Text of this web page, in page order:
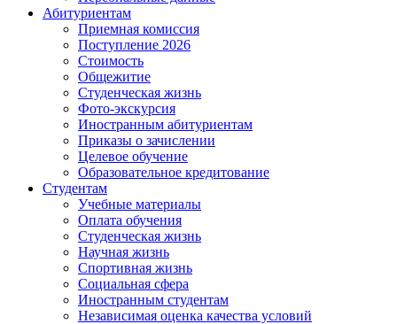
Абитуриентам
Приемная комиссия
Поступление 2026
Стоимость
Общежитие
Студенческая жизнь
Фото-экскурсия
Иностранным абитуриентам
Приказы о зачислении
Целевое обучение
Образовательное кредитование
Студентам
Учебные материалы
Оплата обучения
Студенческая жизнь
Научная жизнь
Спортивная жизнь
Социальная сфера
Иностранным студентам
Независимая оценка качества условий